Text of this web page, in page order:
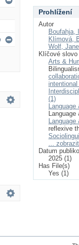
Prohlížení
Autor
Boufahja,
Klímová,
Wolf,
Klíčové slovo
Arts &
(1)
Language
reflexive
...
Datum
2025 (1)
Has File(s)
Yes (1)